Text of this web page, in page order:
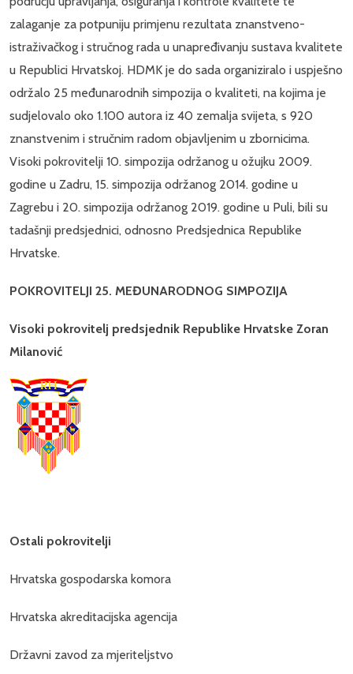
zalaganje za potpuniju primjenu rezultata znanstveno-
istraživačkog i stručnog rada u unapređivanju sustava kvalitete
u Republici Hrvatskoj. HDMK je do sada organiziralo i uspješno
održalo 25 međunarodnih simpozija o kvaliteti, na kojima je
sudjelovalo oko 1.100 autora iz 40 zemalja svijeta, s 920
znanstvenim i stručnim radom objavljenim u zbornicima.
Visoki pokrovitelji 10. simpozija održanog u ožujku 2009.
godine u Zadru, 15. simpozija održanog 2014. godine u
Zagrebu i 20. simpozija održanog 2019. godine u Puli, bili su
tadašnji predsjednici, odnosno Predsjednica Republike
Hrvatske.
POKROVITELJI 25. MEĐUNARODNOG SIMPOZIJA
Visoki pokrovitelj predsjednik Republike Hrvatske Zoran
Milanović
Ostali pokrovitelji
Hrvatska gospodarska komora
Hrvatska akreditacijska agencija
Državni zavod za mjeriteljstvo